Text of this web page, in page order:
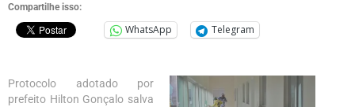
Compartilhe isso:
WhatsApp Telegram
Protocolo adotado por
prefeito Hilton Gonçalo salva